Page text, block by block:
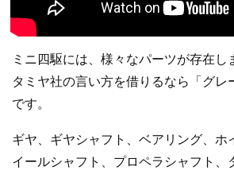
ミニ四駆には、様々なパーツが存在し
タミヤ社の言い方を借りるなら「グレ
です。
ギヤ、ギヤシャフト、ベアリング、ホ
イールシャフト、プロペラシャフト、